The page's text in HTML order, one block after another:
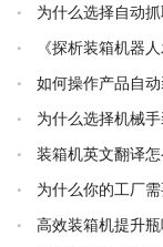
为什么选择自动
《探析装箱机器
如何操作产品自
为什么选择机械
装箱机英文翻译
为什么你的工厂
高效装箱机提升